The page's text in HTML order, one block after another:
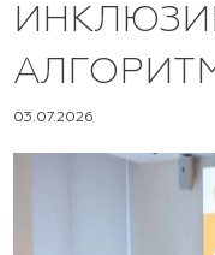
03.07.2026